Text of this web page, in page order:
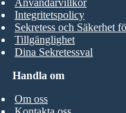
Handla om
Om oss
Användarvillkor
Integritetspolicy
Sekretess och Säkerhet
Tillgänglighet
Dina Sekretessval